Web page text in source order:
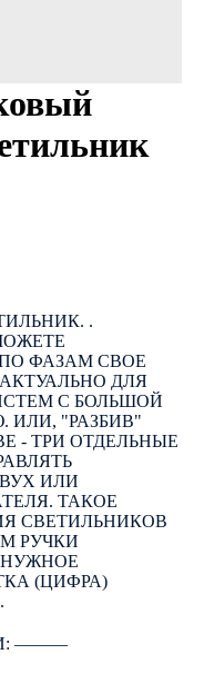
.
ФАЗАМ СВОЕ
ДЛЯ
С БОЛЬШОЙ
"РАЗБИВ"
- ТРИ ОТДЕЛЬНЫЕ
ИЛИ
ТАКОЕ
СВЕТИЛЬНИКОВ
РУЧКИ
(ЦИФРА)
―――